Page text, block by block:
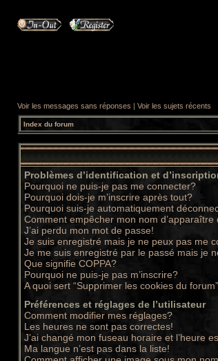
Voir les messages sans réponses | Voir les sujets récents
Index du forum
Problèmes d’identification et
Pourquoi ne puis-je pas me connecter?
Pourquoi dois-je m’inscrire après tout?
Pourquoi suis-je automatiquement
Comment empêcher mon nom
J’ai perdu mon mot de passe!
Je suis enregistré mais je ne peux pas me
Je me suis enregistré par le passé mais je
Que signifie COPPA?
Pourquoi ne puis-je pas m’inscrire?
A quoi sert “Supprimer les cookies du
Préférences et réglages de l’utilisateur
Comment modifier mes réglages?
Les heures ne sont pas correctes!
J’ai changé mon fuseau horaire et l’heure
Ma langue n’est pas dans la liste!